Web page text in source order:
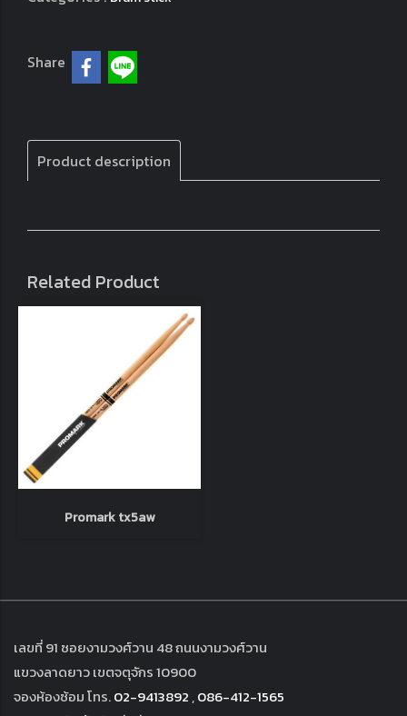
Share
Product description
Related Product
Promark tx5aw
เลขที่ 91 ซอยงามวงศ์วาน 48 ถนนงามวงศ์วาน
แขวงลาดยาว เขตจตุจักร 10900
จองห้องซ้อม โทร.02-9413892 ,086-412-1565